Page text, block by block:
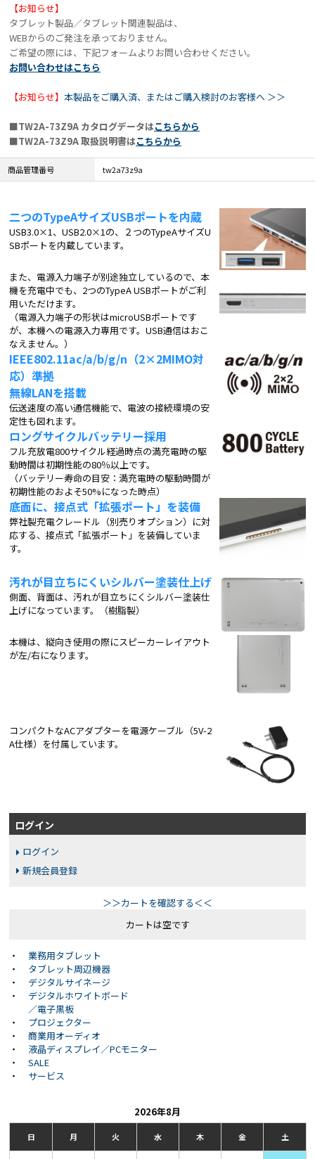
【お知らせ】
タブレット製品／タブレット関連製品は、
WEBからのご発注を承っておりません。
ご希望の際には、下記フォームよりお問い合わせください。
お問い合わせはこちら
【お知らせ】 本製品をご購入済、またはご購入検討のお客様へ ＞＞
■TW2A-73Z9A カタログデータはこちらから
■TW2A-73Z9A 取扱説明書はこちらから
商品管理番号 tw2a73z9a
二つのTypeAサイズUSBポートを内蔵
USB3.0×1、USB2.0×1の、２つのTypeAサイズU
SBポートを内蔵しています。
また、電源入力端子が別途独立しているので、本
機を充電中でも、2つのTypeA USBポートがご利
用いただけます。
（電源入力端子の形状はmicroUSBポートです
が、本機への電源入力専用です。USB通信はおこ
なえません。）
IEEE802.11ac/a/b/g/n（2×2MIMO対
応）準拠
無線LANを搭載
伝送速度の高い通信機能で、電波の接続環境の安
定性も図れます。
ロングサイクルバッテリー採用
フル充放電800サイクル経過時点の満充電時の駆
動時間は初期性能の80％以上です。
（バッテリー寿命の目安：満充電時の駆動時間が
初期性能のおよそ50%になった時点）
底面に、接点式「拡張ポート」を装備
弊社製充電クレードル（別売りオプション）に対
応する、接点式「拡張ポート」を装備していま
す。
汚れが目立ちにくいシルバー塗装仕上げ
側面、背面は、汚れが目立ちにくシルバー塗装仕
上げになっています。（樹脂製）
本機は、縦向き使用の際にスピーカーレイアウト
が左/右になります。
コンパクトなACアダプターを電源ケーブル（5V-2
A仕様）を付属しています。
ログイン
ログイン
新規会員登録
＞＞カートを確認する＜＜
カートは空です
・
業務用タブレット
・
タブレット周辺機器
・
デジタルサイネージ
・
デジタルホワイトボード
／電子黒板
・
プロジェクター
・
商業用オーディオ
・
液晶ディスプレイ／PCモニター
・
SALE
・
サービス
2026年8月
日 月 火 水 木 金 土